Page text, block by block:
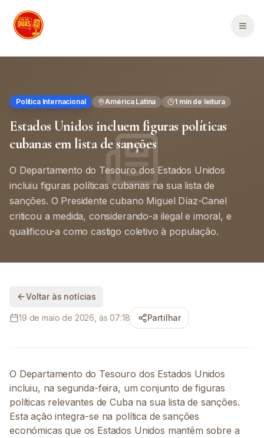
Política Internacional América Latina 1 min de leitura
Estados Unidos incluem figuras políticas
cubanas em lista de sanções
O Departamento do Tesouro dos Estados Unidos
incluiu figuras políticas cubanas na sua lista de
sanções. O Presidente cubano Miguel Díaz-Canel
criticou a medida, considerando-a ilegal e imoral, e
qualificou-a como castigo coletivo à população.
Voltar às notícias
19 de maio de 2026, às 07:18 Partilhar
O Departamento do Tesouro dos Estados Unidos
incluiu, na segunda-feira, um conjunto de figuras
políticas relevantes de Cuba na sua lista de sanções.
Esta ação integra-se na política de sanções
económicas que os Estados Unidos mantêm sobre a